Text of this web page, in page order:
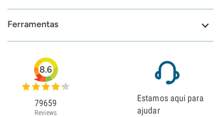
Ferramentas
8.6
79659
Reviews
Estamos aqui para
ajudar